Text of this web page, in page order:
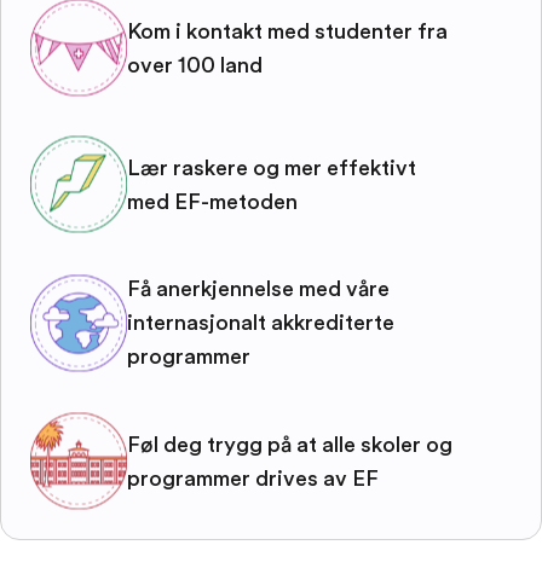
Kom i kontakt med studenter fra
over 100 land
Lær raskere og mer effektivt
med EF-metoden
Få anerkjennelse med våre
internasjonalt akkrediterte
programmer
Føl deg trygg på at alle skoler og
programmer drives av EF